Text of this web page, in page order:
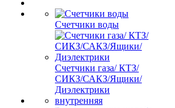
Счетчики воды
Счетчики газа/ КТЗ/
СИКЗ/САКЗ/Ящики/
Диэлектрики
внутренняя